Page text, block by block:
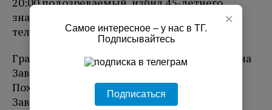
знакомого, после чего открыто похитил
телевизор и скрылся.
Грабителя задержали 5 августа около 12:30 на
Заводской улице в Бокситогорске.
Похищенный телевизор у мужчины изъяли.
Заведено уголовное дело о грабеже.
×
Самое интересное – у нас в ТГ.
Подписывайтесь
Подписаться